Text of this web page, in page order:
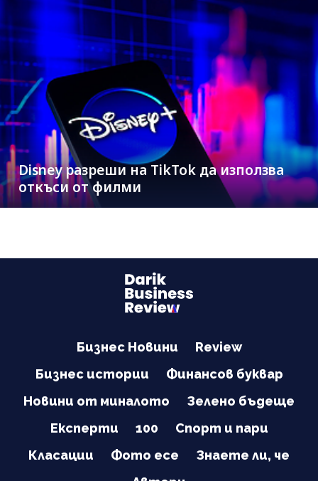
Disney разреши на TikTok да използва
откъси от филми
Бизнес Новини
Review
Бизнес истории
Финансов буквар
Новини от миналото
Зелено бъдеще
Експерти
100
Спорт и пари
Класации
Фото есе
Знаете ли, че